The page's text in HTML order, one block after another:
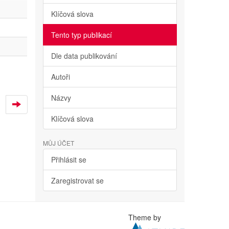
Klíčová slova
Tento typ publikací
Dle data publikování
Autoři
Názvy
Klíčová slova
MŮJ ÚČET
Přihlásit se
Zaregistrovat se
Theme by